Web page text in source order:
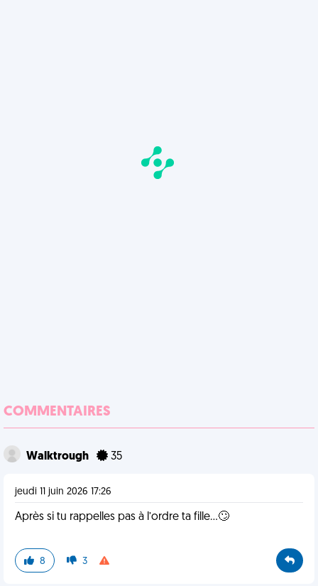
COMMENTAIRES
Walktrough 35
jeudi 11 juin 2026 17:26
Après si tu rappelles pas à l’ordre ta fille…🙄
8 3